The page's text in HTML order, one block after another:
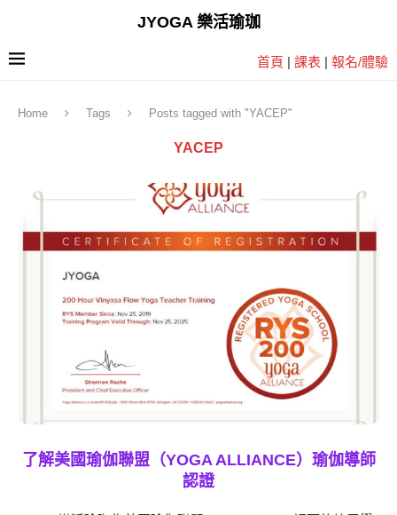
JYOGA 樂活瑜珈
首頁 | 課表 | 報名/體驗
Home Tags Posts tagged with "YACEP"
YACEP
了解美國瑜伽聯盟（YOGA ALLIANCE）瑜伽導師
認證